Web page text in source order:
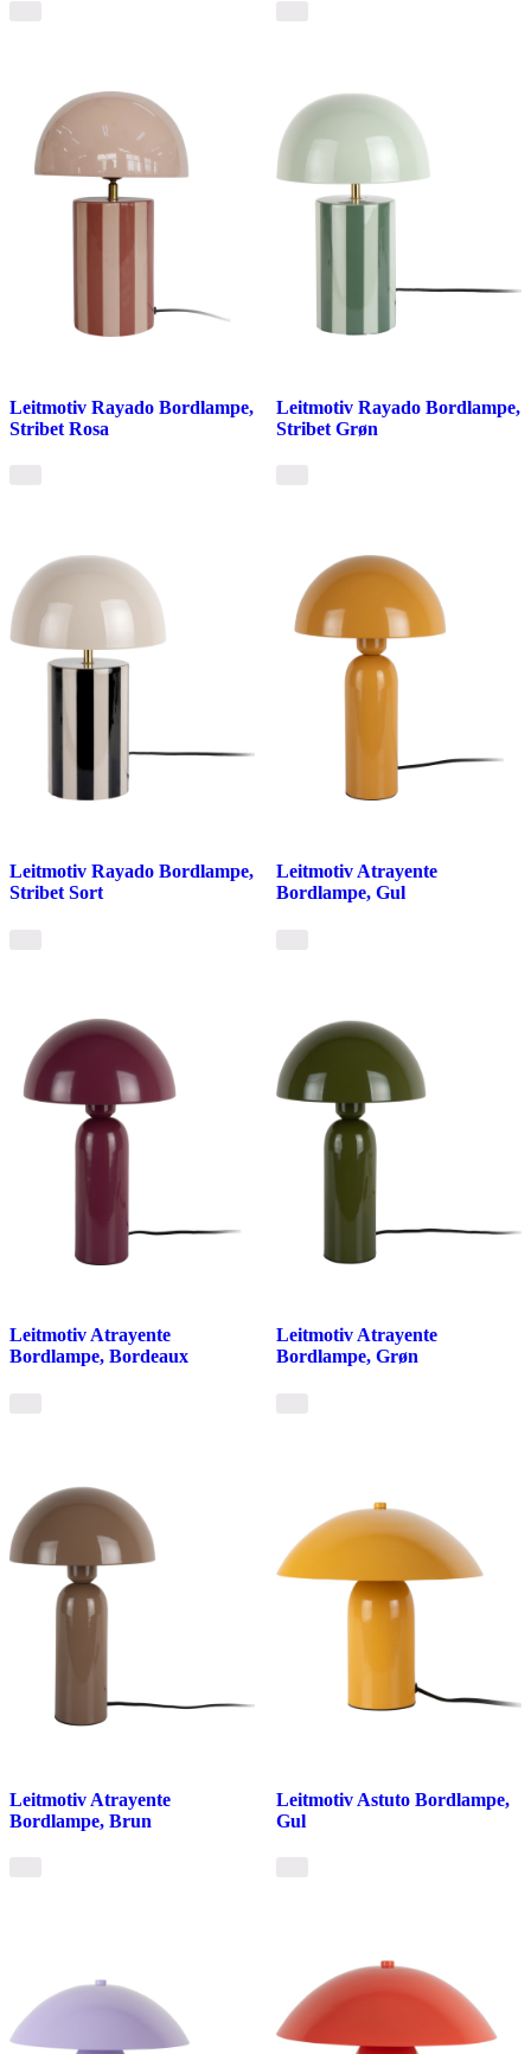
Leitmotiv Rayado Bordlampe,
Stribet Rosa
Leitmotiv Rayado Bordlampe,
Stribet Grøn
Leitmotiv Rayado Bordlampe,
Stribet Sort
Leitmotiv Atrayente
Bordlampe, Gul
Leitmotiv Atrayente
Bordlampe, Bordeaux
Leitmotiv Atrayente
Bordlampe, Grøn
Leitmotiv Atrayente
Bordlampe, Brun
Leitmotiv Astuto Bordlampe,
Gul